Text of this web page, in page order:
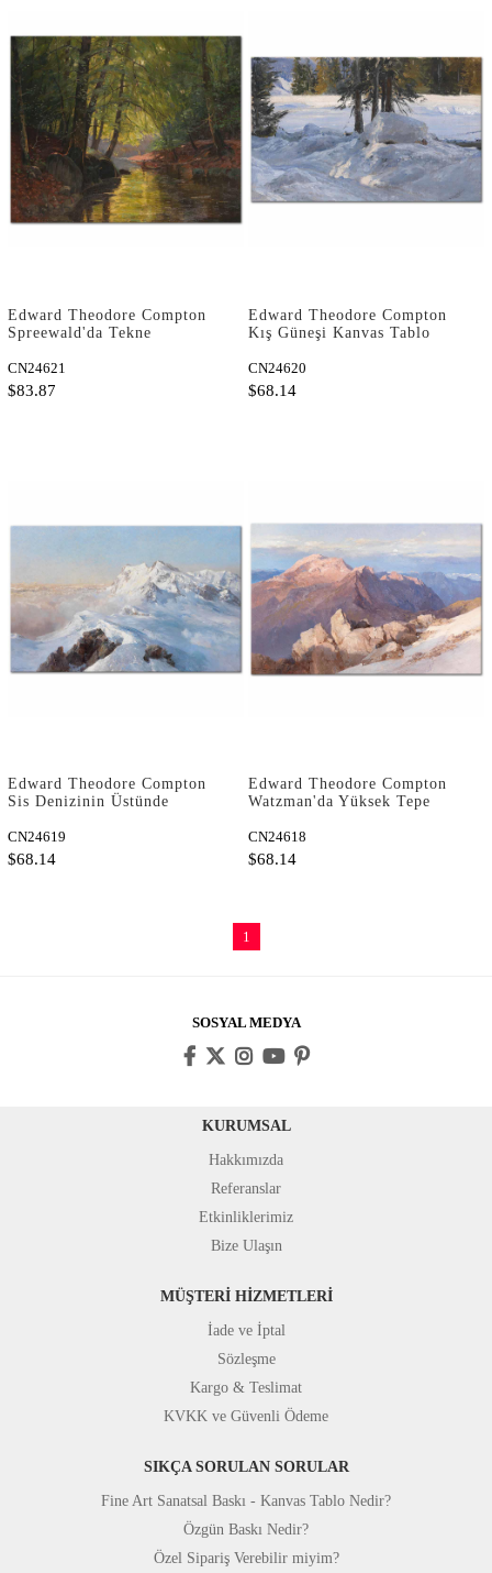
Edward Theodore Compton
Spreewald'da Tekne
CN24621
$83.87
Edward Theodore Compton
Kış Güneşi Kanvas Tablo
CN24620
$68.14
Edward Theodore Compton
Sis Denizinin Üstünde
CN24619
$68.14
Edward Theodore Compton
Watzman'da Yüksek Tepe
CN24618
$68.14
1
SOSYAL MEDYA
KURUMSAL
Hakkımızda
Referanslar
Etkinliklerimiz
Bize Ulaşın
MÜŞTERİ HİZMETLERİ
İade ve İptal
Sözleşme
Kargo & Teslimat
KVKK ve Güvenli Ödeme
SIKÇA SORULAN SORULAR
Fine Art Sanatsal Baskı - Kanvas Tablo Nedir?
Özgün Baskı Nedir?
Özel Sipariş Verebilir miyim?